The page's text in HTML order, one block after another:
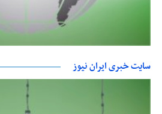
سایت خبری ایران نیوز